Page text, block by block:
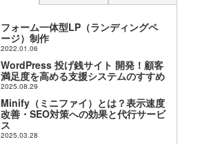
フォーム一体型LP（ランディングペ
ージ）制作
2022.01.06
WordPress 投げ銭サイト 開発！顧客
満足度を高める支援システムのすすめ
2025.08.29
Minify（ミニファイ）とは？表示速度
改善・SEO対策への効果と代行サービ
ス
2025.03.28